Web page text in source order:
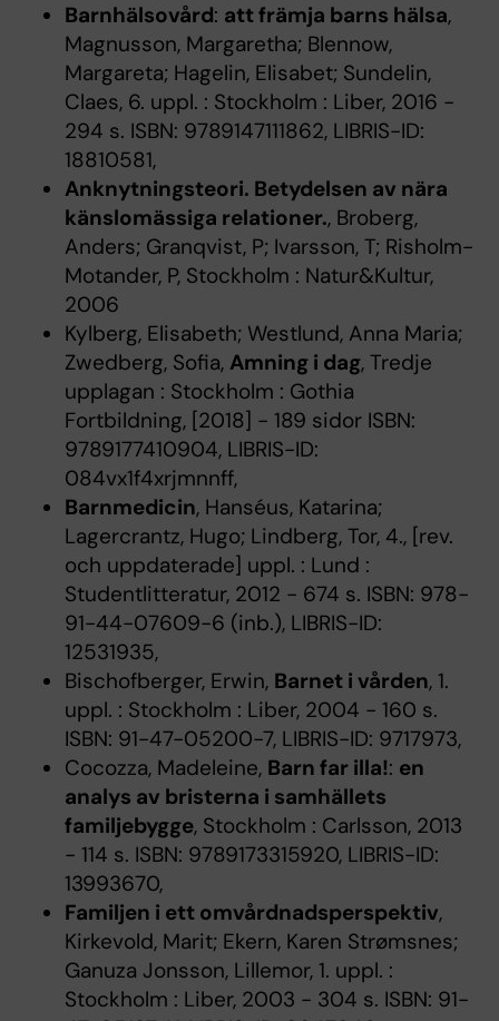
Barnhälsovård: att främja barns hälsa,
Magnusson, Margaretha; Blennow,
Margareta; Hagelin, Elisabet; Sundelin,
Claes, 6. uppl. : Stockholm : Liber, 2016 -
294 s. ISBN: 9789147111862, LIBRIS-ID:
18810581,
Anknytningsteori. Betydelsen av nära
känslomässiga relationer., Broberg,
Anders; Granqvist, P; Ivarsson, T; Risholm-
Motander, P, Stockholm : Natur&Kultur,
2006
Kylberg, Elisabeth; Westlund, Anna Maria;
Zwedberg, Sofia, Amning i dag, Tredje
upplagan : Stockholm : Gothia
Fortbildning, [2018] - 189 sidor ISBN:
9789177410904, LIBRIS-ID:
084vx1f4xrjmnnff,
Barnmedicin, Hanséus, Katarina;
Lagercrantz, Hugo; Lindberg, Tor, 4., [rev.
och uppdaterade] uppl. : Lund :
Studentlitteratur, 2012 - 674 s. ISBN: 978-
91-44-07609-6 (inb.), LIBRIS-ID:
12531935,
Bischofberger, Erwin, Barnet i vården, 1.
uppl. : Stockholm : Liber, 2004 - 160 s.
ISBN: 91-47-05200-7, LIBRIS-ID: 9717973,
Cocozza, Madeleine, Barn far illa!: en
analys av bristerna i samhällets
familjebygge, Stockholm : Carlsson, 2013
- 114 s. ISBN: 9789173315920, LIBRIS-ID:
13993670,
Familjen i ett omvårdnadsperspektiv,
Kirkevold, Marit; Ekern, Karen Strømsnes;
Ganuza Jonsson, Lillemor, 1. uppl. :
Stockholm : Liber, 2003 - 304 s. ISBN: 91-